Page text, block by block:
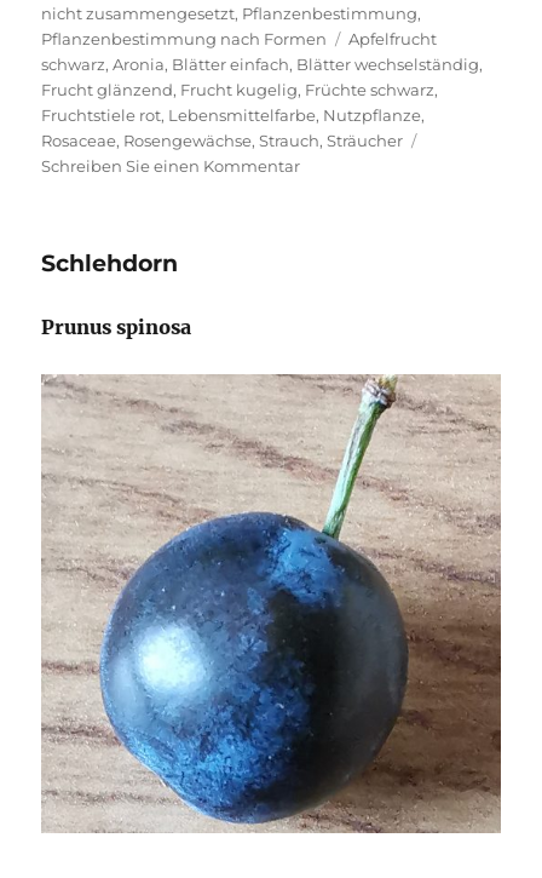
nicht zusammengesetzt, Pflanzenbestimmung,
Pflanzenbestimmung nach Formen
Schlagwörter
Apfelfrucht
schwarz,Aronia, Blätter einfach, Blätter wechselständig,
Frucht glänzend, Frucht kugelig, Früchte schwarz,
Fruchtstiele rot, Lebensmittelfarbe, Nutzpflanze,
Rosaceae, Rosengewächse,Strauch,Sträucher
Schreiben Sie einen Kommentarzu
Schlehdorn
Prunus spinosa